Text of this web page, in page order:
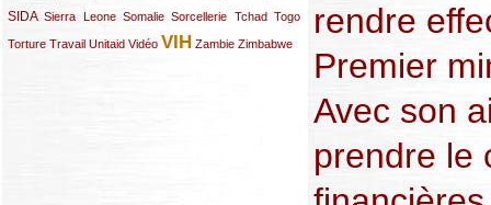
SIDA
(29/289)Sierra Leone
(13/289) Somalie
(12/289) Sorcellerie
(19/289) Tchad
(10/289) Togo
(15/289)
Torture
(17/289)Travail
(21/289) Unitaid
(26/289) Vidéo
(23/289) VIH
(154/289) Zambie
(12/289) Zimbabwe
(21/289)
rendre
Premier
Avec son
prendre le